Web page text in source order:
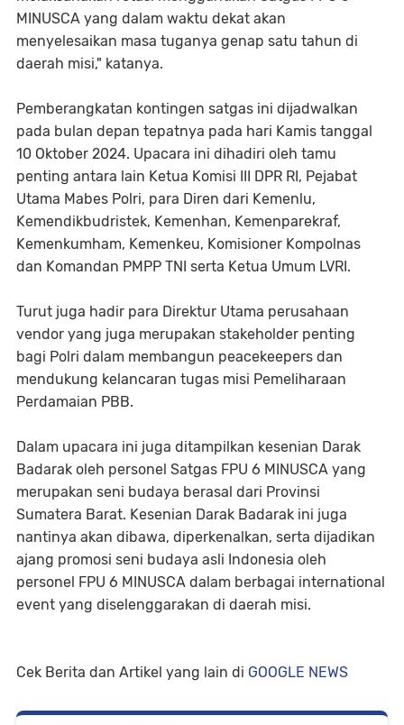
MINUSCA yang dalam waktu dekat akan
menyelesaikan masa tuganya genap satu tahun di
daerah misi," katanya.
Pemberangkatan kontingen satgas ini dijadwalkan
pada bulan depan tepatnya pada hari Kamis tanggal
10 Oktober 2024. Upacara ini dihadiri oleh tamu
penting antara lain Ketua Komisi III DPR RI, Pejabat
Utama Mabes Polri, para Diren dari Kemenlu,
Kemendikbudristek, Kemenhan, Kemenparekraf,
Kemenkumham, Kemenkeu, Komisioner Kompolnas
dan Komandan PMPP TNI serta Ketua Umum LVRI.
Turut juga hadir para Direktur Utama perusahaan
vendor yang juga merupakan stakeholder penting
bagi Polri dalam membangun peacekeepers dan
mendukung kelancaran tugas misi Pemeliharaan
Perdamaian PBB.
Dalam upacara ini juga ditampilkan kesenian Darak
Badarak oleh personel Satgas FPU 6 MINUSCA yang
merupakan seni budaya berasal dari Provinsi
Sumatera Barat. Kesenian Darak Badarak ini juga
nantinya akan dibawa, diperkenalkan, serta dijadikan
ajang promosi seni budaya asli Indonesia oleh
personel FPU 6 MINUSCA dalam berbagai international
event yang diselenggarakan di daerah misi.
Cek Berita dan Artikel yang lain di GOOGLE NEWS